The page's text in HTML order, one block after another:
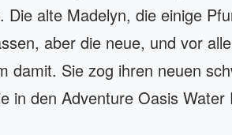
Die alte Madelyn, die einige
aber die neue, und vor
damit. Sie zog ihren neuen
in den Adventure Oasis Water